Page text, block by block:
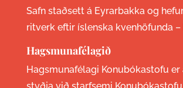
Safn staðsett á Eyrarbakka og
ritverk eftir íslenska kvenhöfunda –
Hagsmunafélagið
Hagsmunafélagi Konubókastofu